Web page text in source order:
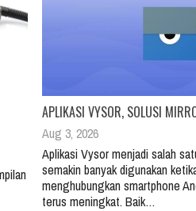
APLIKASI VYSOR, SOLUSI
Aug 3, 2026
Aplikasi Vysor menjadi salah
semakin banyak digunakan
menghubungkan smartphone
terus meningkat. Baik…